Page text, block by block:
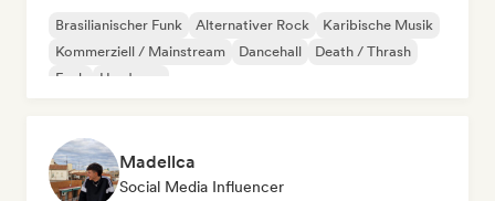
Brasilianischer Funk Alternativer Rock
Karibische Musik
Kommerziell / Mainstream
Dancehall
Death / Thrash
Funk
Hardcore
Madellca
Social Media Influencer